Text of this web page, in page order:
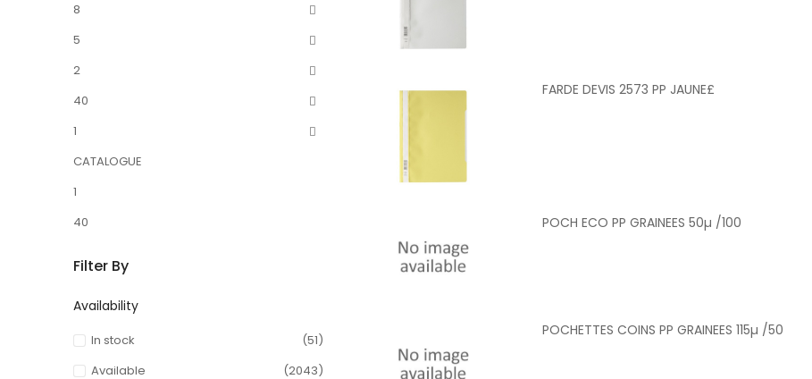
8
5
2
40
1
CATALOGUE
1
40
Filter By
Availability
In stock
(51)
Available
(2043)
FARDE DEVIS 2573 PP JAUNE£
POCH ECO PP GRAINEES 50µ /100
POCHETTES COINS PP GRAINEES 115µ /50